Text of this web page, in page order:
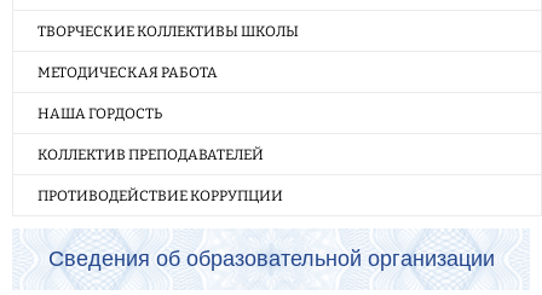
ТВОРЧЕСКИЕ КОЛЛЕКТИВЫ ШКОЛЫ
МЕТОДИЧЕСКАЯ РАБОТА
НАША ГОРДОСТЬ
КОЛЛЕКТИВ ПРЕПОДАВАТЕЛЕЙ
ПРОТИВОДЕЙСТВИЕ КОРРУПЦИИ
Сведения об образовательной организации